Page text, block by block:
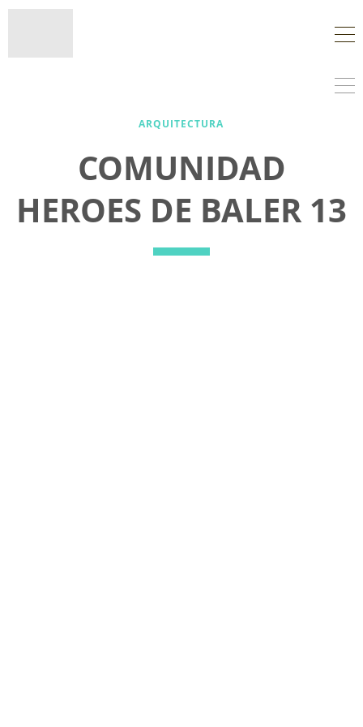
ARQUITECTURA
COMUNIDAD
HEROES DE BALER 13